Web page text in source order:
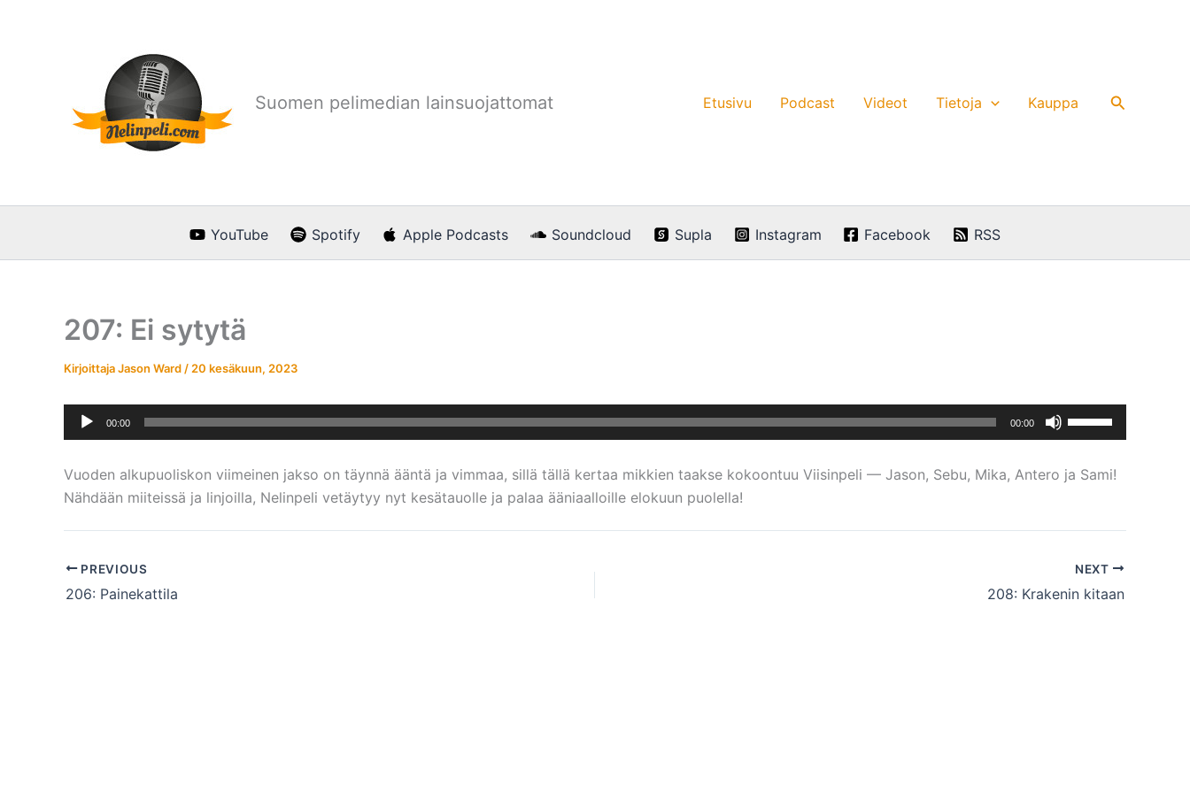
Suomen pelimedian lainsuojattomat Etusivu Podcast Videot Tietoja Kauppa Hae
YouTube Spotify Apple Podcasts Soundcloud Supla Instagram Facebook RSS
207: Ei sytytä
KirjoittajaJason Ward / 20 kesäkuun, 2023
Äänitoistin
00:00 00:00
ylös
alas
äänenvoimakkuutta
ja
pienemmäksi.
Vuoden alkupuoliskon viimeinen jakso on täynnä ääntä ja vimmaa, sillä tällä kertaa mikkien taakse kokoontuu Viisinpeli — Jason, Sebu, Mika, Antero ja Sami!
Nähdään miiteissä ja linjoilla, Nelinpeli vetäytyy nyt kesätauolle ja palaa ääniaalloille elokuun puolella!
PREVIOUS
206: Painekattila
NEXT
208: Krakenin kitaan